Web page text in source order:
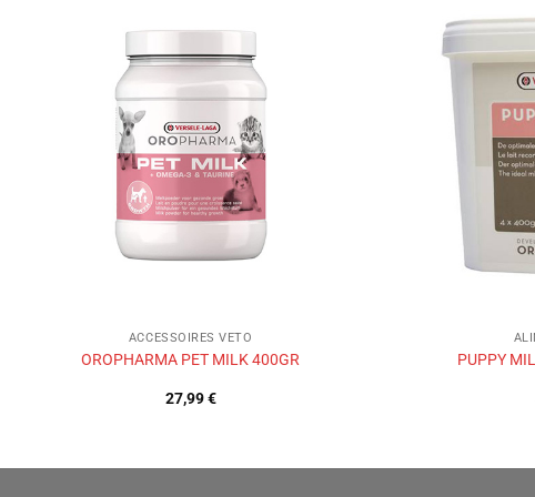
ACCESSOIRES VETO
OROPHARMA PET MILK 400GR
27,99€
PUPPY